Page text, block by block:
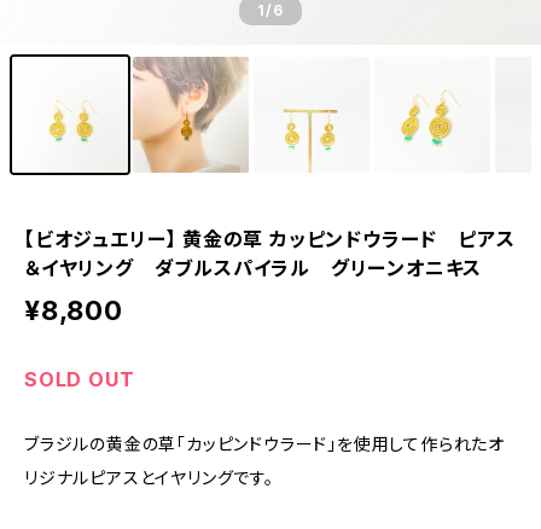
1/6
【ビオジュエリー】 黄金の草 カッピンドウラード ピアス
＆イヤリング ダブルスパイラル グリーンオニキス
¥8,800
SOLD OUT
ブラジルの黄金の草「カッピンドウラード」を使用して作られたオ
リジナルピアスとイヤリングです。